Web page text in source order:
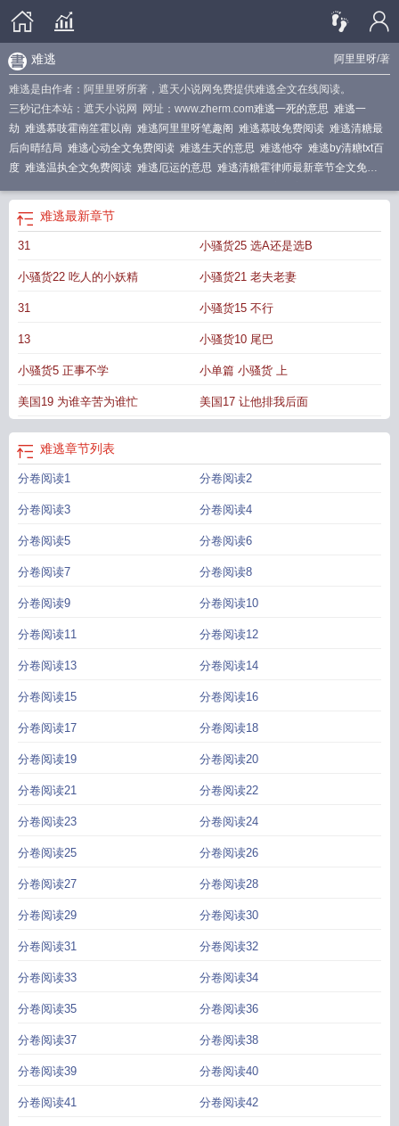
阿里里呀/著
难逃
难逃是由作者：阿里里呀所著，遮天小说网免费提供难逃全文在线阅读。
三秒记住本站：遮天小说网 网址：www.zherm.com难逃一死的意思 难逃一
劫 难逃慕吱霍南笙霍以南 难逃阿里里呀笔趣阁 难逃慕吱免费阅读 难逃清糖最
后向晴结局 难逃心动全文免费阅读 难逃生天的意思 难逃他夺 难逃by清糖txt百
度 难逃温执全文免费阅读 难逃厄运的意思 难逃清糖霍律师最新章节全文免
by阿里里呀完整章节
逃温执
难逃最新章节
31 小骚货25 选A还是选B
小骚货22 吃人的小妖精 小骚货21 老夫老妻
31 小骚货15 不行
13 小骚货10 尾巴
小骚货5 正事不学 小单篇 小骚货 上
美国19 为谁辛苦为谁忙 美国17 让他排我后面
难逃章节列表
分卷阅读1 分卷阅读2
分卷阅读3 分卷阅读4
分卷阅读5 分卷阅读6
分卷阅读7 分卷阅读8
分卷阅读9 分卷阅读10
分卷阅读11 分卷阅读12
分卷阅读13 分卷阅读14
分卷阅读15 分卷阅读16
分卷阅读17 分卷阅读18
分卷阅读19 分卷阅读20
分卷阅读21 分卷阅读22
分卷阅读23 分卷阅读24
分卷阅读25 分卷阅读26
分卷阅读27 分卷阅读28
分卷阅读29 分卷阅读30
分卷阅读31 分卷阅读32
分卷阅读33 分卷阅读34
分卷阅读35 分卷阅读36
分卷阅读37 分卷阅读38
分卷阅读39 分卷阅读40
分卷阅读41 分卷阅读42